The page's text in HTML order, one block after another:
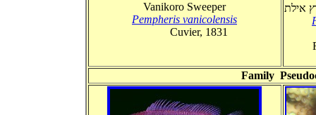
Vanikoro Sweeper
Pempheris vanicolensis
Cuvier, 1831
אילת